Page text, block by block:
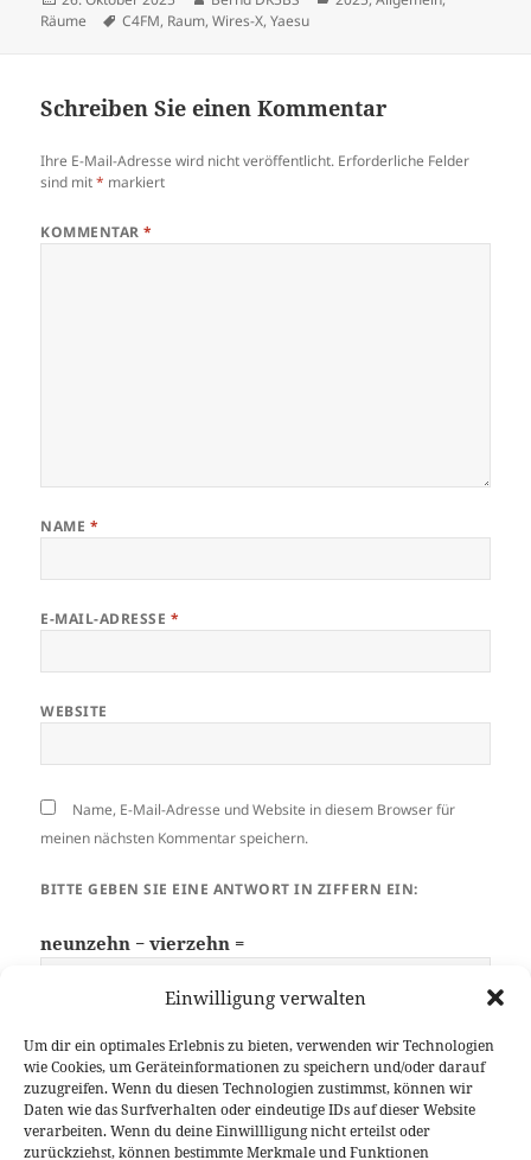
Einwilligung verwalten
Um dir ein optimales Erlebnis zu bieten, verwenden wir Technologien
wie Cookies, um Geräteinformationen zu speichern und/oder darauf
zuzugreifen. Wenn du diesen Technologien zustimmst, können wir
Daten wie das Surfverhalten oder eindeutige IDs auf dieser Website
verarbeiten. Wenn du deine Einwillligung nicht erteilst oder
zurückziehst, können bestimmte Merkmale und Funktionen
am
Räume
Schlagwörter
C4FM, Raum,Wires-X,Yaesu
Schreiben Sie einen Kommentar
Ihre E-Mail-Adresse wird nicht veröffentlicht. Erforderliche Felder
sind mit* markiert
KOMMENTAR*
NAME *
E-MAIL-ADRESSE *
WEBSITE
Name, E-Mail-Adresse und Website in diesem Browser für
meinen nächsten Kommentar speichern.
BITTE GEBEN SIE EINE ANTWORT IN ZIFFERN EIN:
neunzehn − vierzehn =
Beitragsnavigation